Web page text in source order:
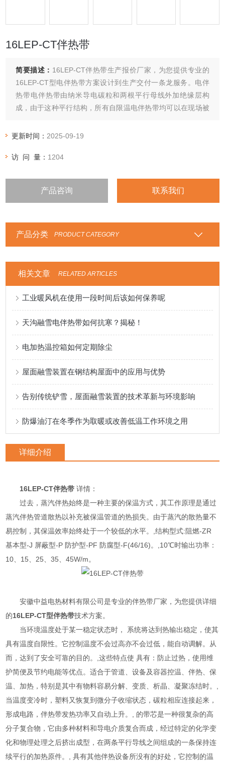
16LEP-CT伴热带
简要描述： 16LEP-CT伴热带生产报价厂家，为您提供专业的
16LEP-CT型电伴热带方案设计到生产交付一条龙服务。电伴
热带电伴热带由纳米导电碳粒和两根平行母线外加绝缘层构
成，由于这种平行结构，所有自限温电伴热带均可以在现场被
更新时间： 2025-09-19
访 问 量： 1204
产品咨询 联系我们
产品分类 PRODUCT CATEGORY
相关文章 RELATED ARTICLES
工业暖风机在使用一段时间后该如何保养呢
天沟融雪电伴热带如何抗寒？揭秘！
电加热温控箱如何定期除尘
屋面融雪装置在钢结构屋面中的应用与优势
告别传统铲雪，屋面融雪装置的技术革新与环境影响
防爆油汀在冬季作为取暖或改善低温工作环境之用
详细介绍
16LEP-CT伴热带 详情：
过去，蒸汽伴热始终是一种主要的保温方式，其工作原理是通过
蒸汽伴热管道散热以补充被保温管道的热损失。由于蒸汽的散热量不
易控制，其保温效率始终处于一个较低的水平。,结构型式:阻燃-ZR
基本型-J 屏蔽型-P 防护型-PF 防腐型-F(46/16)。,10℃时输出功率：
10、15、25、35、45W/m。
安徽中益电热材料有限公司是专业的伴热带厂家，为您提供详细
的16LEP-CT型伴热带技术方案。
当环境温度处于某一稳定状态时， 系统将达到热输出稳定，使其
具有温度自限性。它控制温度不会过高亦不会过低，能自动调解。从
而，达到了安全可靠的目的。,这些特点使 具有：防止过热，使用维
护简便及节约电能等优点。适合于管道、设备及容器控温、伴热、保
温、加热，特别是其中有物料容易分解、变质、析晶、凝聚冻结时。,
当温度变冷时，塑料又恢复到微分子收缩状态，碳粒相应连接起来，
形成电路，伴热带发热功率又自动上升。, 的带芯是一种很复杂的高
分子复合物，它由多种材料和导电介质复合而成，经过特定的化学变
化和物理处理之后挤出成型，在两条平行导线之间组成的一条保持连
续平行的加热原件。, 具有其他伴热设备所没有的好处，它控制的温